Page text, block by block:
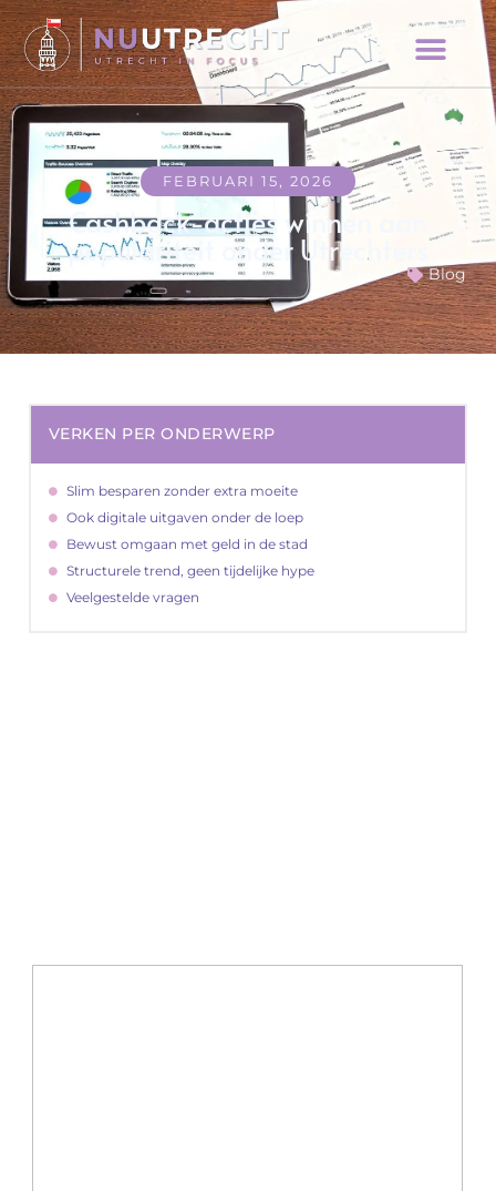
FEBRUARI 15, 2026
Cashback-acties winnen aan
populariteit onder Utrechters
Blog
VERKEN PER ONDERWERP
Slim besparen zonder extra moeite
Ook digitale uitgaven onder de loep
Bewust omgaan met geld in de stad
Structurele trend, geen tijdelijke hype
Veelgestelde vragen